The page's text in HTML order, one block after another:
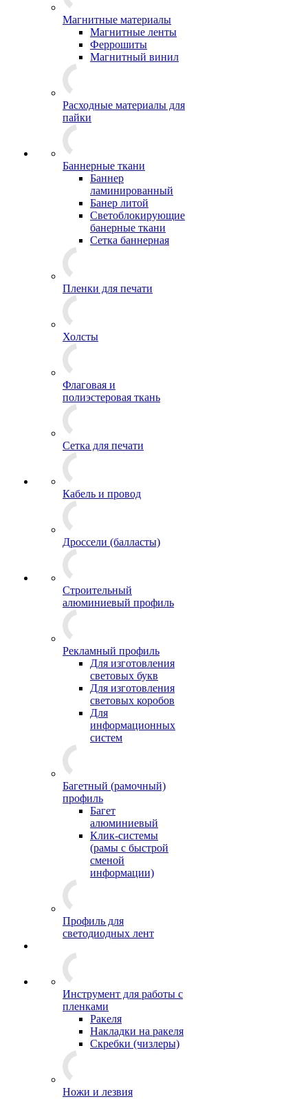
Магнитные материалы
Магнитные ленты
Феррошиты
Магнитный винил
Расходные материалы для
пайки
Баннерные ткани
Баннер
ламинированный
Банер литой
Светоблокирующие
банерные ткани
Сетка баннерная
Пленки для печати
Холсты
Флаговая и
полиэстеровая ткань
Сетка для печати
Кабель и провод
Дроссели (балласты)
Строительный
алюминиевый профиль
Рекламный профиль
Для изготовления
световых букв
Для изготовления
световых коробов
Для
информационных
систем
Багетный (рамочный)
профиль
Багет
алюминиевый
Клик-системы
(рамы с быстрой
сменой
информации)
Профиль для
светодиодных лент
Инструмент для работы с
пленками
Ракеля
Накладки на ракеля
Скребки (чизлеры)
Ножи и лезвия